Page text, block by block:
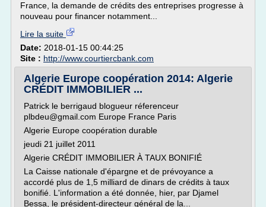
France, la demande de crédits des entreprises progresse à
nouveau pour financer notamment...
Lire la suite
Date: 2018-01-15 00:44:25
Site : http://www.courtiercbank.com
Algerie Europe coopération 2014: Algerie
CRÉDIT IMMOBILIER ...
Patrick le berrigaud blogueur réferenceur
plbdeu@gmail.com Europe France Paris
Algerie Europe coopération durable
jeudi 21 juillet 2011
Algerie CRÉDIT IMMOBILIER À TAUX BONIFIÉ
La Caisse nationale d'épargne et de prévoyance a
accordé plus de 1,5 milliard de dinars de crédits à taux
bonifié. L'information a été donnée, hier, par Djamel
Bessa, le président-directeur général de la...